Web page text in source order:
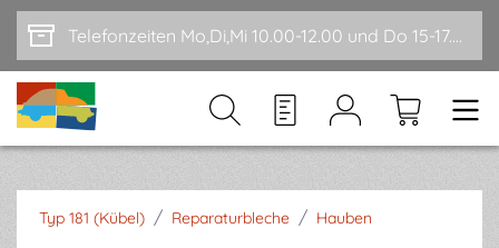
Zum Hauptinhalt springen Telefonzeiten Mo,Di,Mi 10.00-12.00 und Do 15-17.00
Typ 181 (Kübel) / Reparaturbleche / Hauben